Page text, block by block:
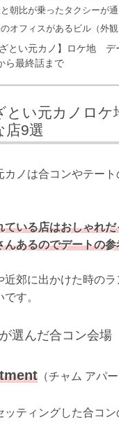
朝比が乗ったタクシーが
オフィスがあるビル（外観
ざとい元カノ】ロケ地 デ
ら最終話まで
とい元カノロ
店9選
カノは合コンやテー
ている店はおしゃれ
んあるのでデートの
近郊に出かけた時の
す。
選んだ合コン会場
（チャム アパ
ッティングした合コン